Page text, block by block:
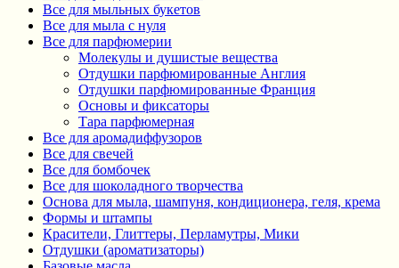
Все для мыльных букетов
Все для мыла с нуля
Все для парфюмерии
Молекулы и душистые вещества
Отдушки парфюмированные Англия
Отдушки парфюмированные Франция
Основы и фиксаторы
Тара парфюмерная
Все для аромадиффузоров
Все для свечей
Все для бомбочек
Все для шоколадного творчества
Основа для мыла, шампуня, кондиционера, геля, крема
Формы и штампы
Красители, Глиттеры, Перламутры, Мики
Отдушки (ароматизаторы)